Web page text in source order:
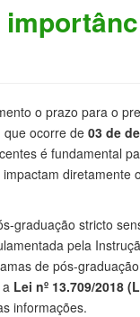
o prazo para o
que ocorre de 03 de
é fundamental
diretamente
graduação stricto
pela
de pós-
Lei nº 13.709/2018
informações.